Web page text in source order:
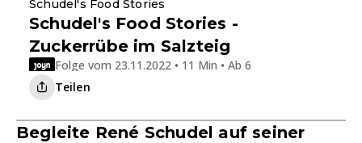
Schudel's Food Stories
Schudel's Food Stories -
Zuckerrübe im Salzteig
Folge vom 23.11.2022 • 11 Min • Ab 6
Teilen
Begleite René Schudel auf seiner